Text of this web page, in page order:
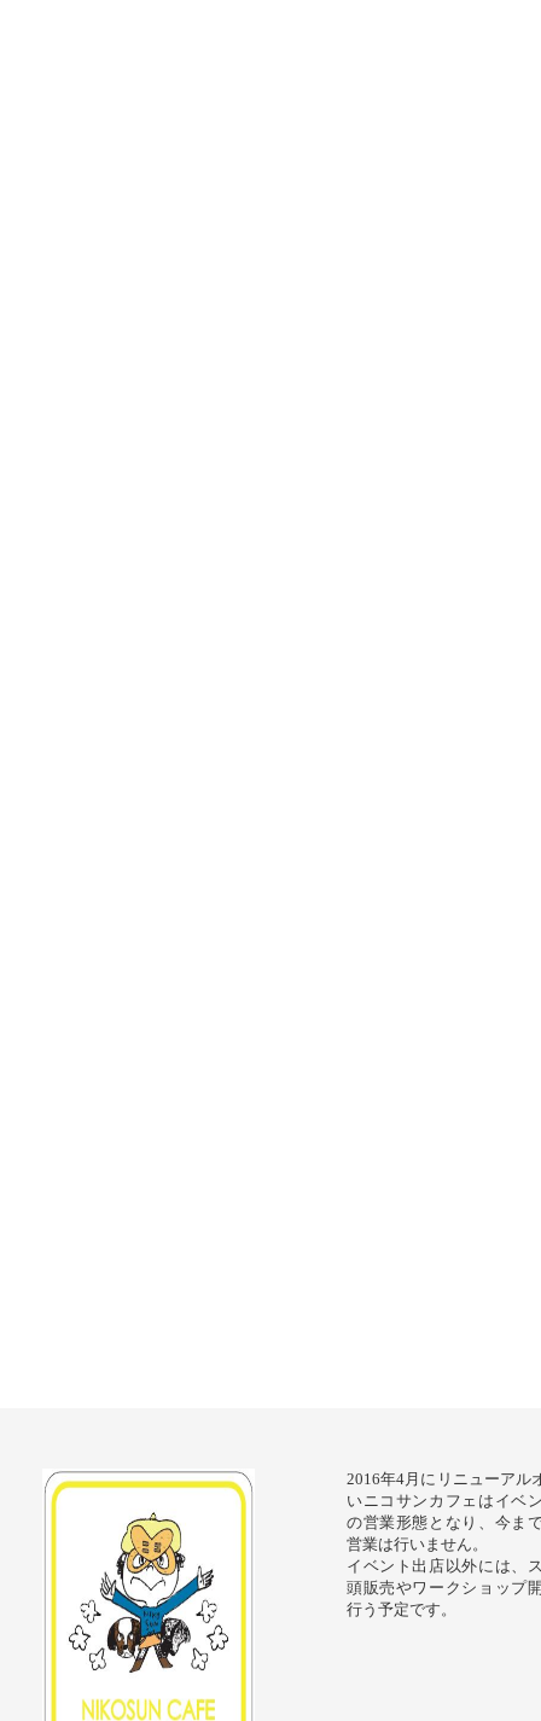
2016年4月にリニューアル
いニコサンカフェはイベ
の営業形態となり、今ま
営業は行いません。
イベント出店以外には、
頭販売やワークショップ
行う予定です。